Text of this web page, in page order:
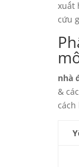
xuất
cứu
nhà
&
cách